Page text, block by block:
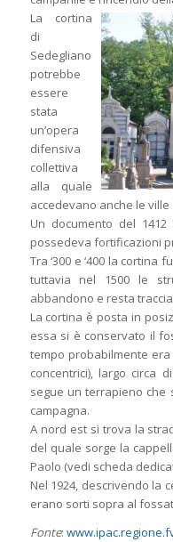
La cortina
di
Sedegliano
potrebbe
essere
stata
un’opera
difensiva
collettiva
alla quale
accedevano anche le
Un documento del
possedeva fortificazioni
Tra ‘300 e ‘400 la cortina
tuttavia nel 1500 le
abbandono e resta
La cortina è posta in
essa si è conservato il
tempo probabilmente
concentrici), largo circa
segue un terrapieno che
campagna.
A nord est si trova la
del quale sorge la
Paolo (vedi scheda
Nel 1924, descrivendo la
erano sorti sopra al
Fonte: